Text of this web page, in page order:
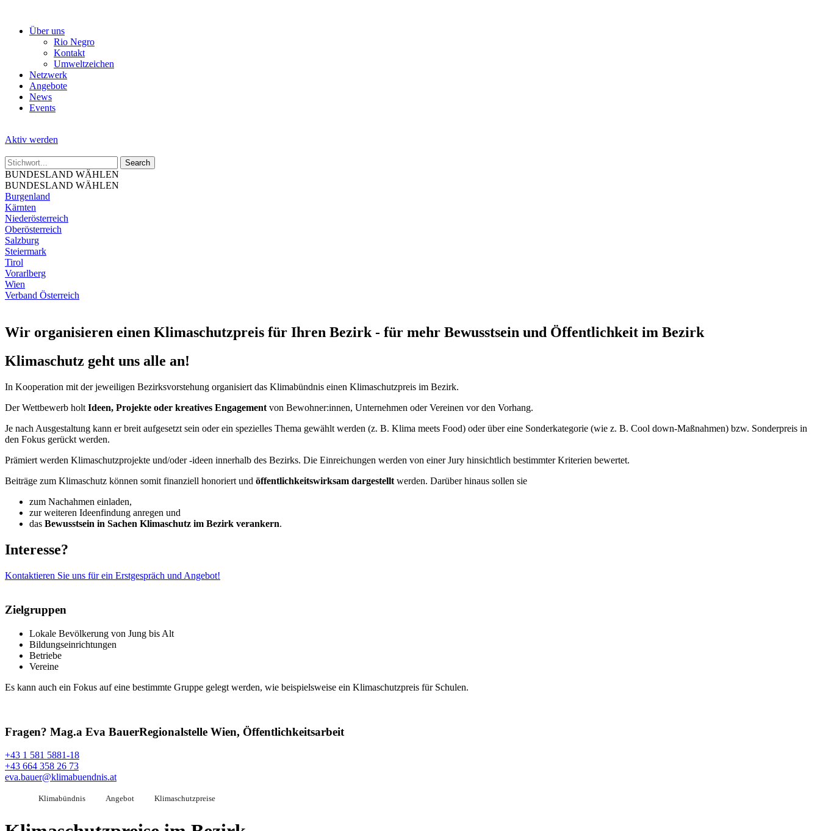
Über uns
Rio Negro
Kontakt
Umweltzeichen
Netzwerk
Angebote
News
Events
Aktiv werden
BUNDESLAND WÄHLEN
BUNDESLAND WÄHLEN
Burgenland
Kärnten
Niederösterreich
Oberösterreich
Salzburg
Steiermark
Tirol
Vorarlberg
Wien
Verband Österreich
Wir organisieren einen Klimaschutzpreis für Ihren Bezirk - für mehr Bewusstsein und Öffentlichkeit im Bezirk
Klimaschutz geht uns alle an!
In Kooperation mit der jeweiligen Bezirksvorstehung organisiert das Klimabündnis einen Klimaschutzpreis im Bezirk.
Der Wettbewerb holt Ideen, Projekte oder kreatives Engagement von Bewohner:innen, Unternehmen oder Vereinen vor den Vorhang.
Je nach Ausgestaltung kann er breit aufgesetzt sein oder ein spezielles Thema gewählt werden (z. B. Klima meets Food) oder über eine Sonderkategorie (wie z. B. Cool down-Maßnahmen) bzw. Sonderpreis in
den Fokus gerückt werden.
Prämiert werden Klimaschutzprojekte und/oder -ideen innerhalb des Bezirks. Die Einreichungen werden von einer Jury hinsichtlich bestimmter Kriterien bewertet.
Beiträge zum Klimaschutz können somit finanziell honoriert und öffentlichkeitswirksam dargestellt werden. Darüber hinaus sollen sie
zum Nachahmen einladen,
zur weiteren Ideenfindung anregen und
das Bewusstsein in Sachen Klimaschutz im Bezirk verankern.
Interesse?
Kontaktieren Sie uns für ein Erstgespräch und Angebot!
Zielgruppen
Lokale Bevölkerung von Jung bis Alt
Bildungseinrichtungen
Betriebe
Vereine
Es kann auch ein Fokus auf eine bestimmte Gruppe gelegt werden, wie beispielsweise ein Klimaschutzpreis für Schulen.
Fragen? Mag.a Eva BauerRegionalstelle Wien, Öffentlichkeitsarbeit
+43 1 581 5881-18
+43 664 358 26 73
eva.bauer@klimabuendnis.at
Klimabündnis Angebot Klimaschutzpreise